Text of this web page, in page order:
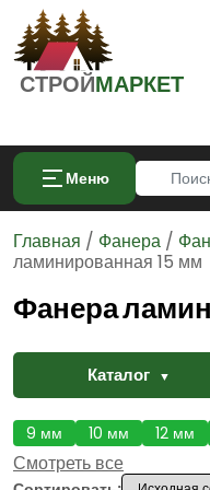
СТРОЙМАРКЕТ
Меню
Главная / Фанера /
ламинированная 15 мм
Фанера
Каталог
КАТАЛОГ
Доска
ФИЛЬТРЫ
9 мм 10 мм 12 мм
24 мм
27 мм
1500x3000
Смотреть все